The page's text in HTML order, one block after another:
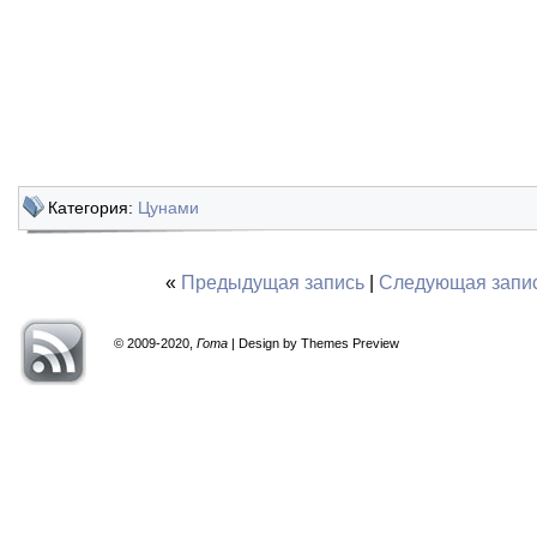
Категория: Цунами
« Предыдущая запись| Следующая
© 2009-2020, Гота | Design by Themes Preview